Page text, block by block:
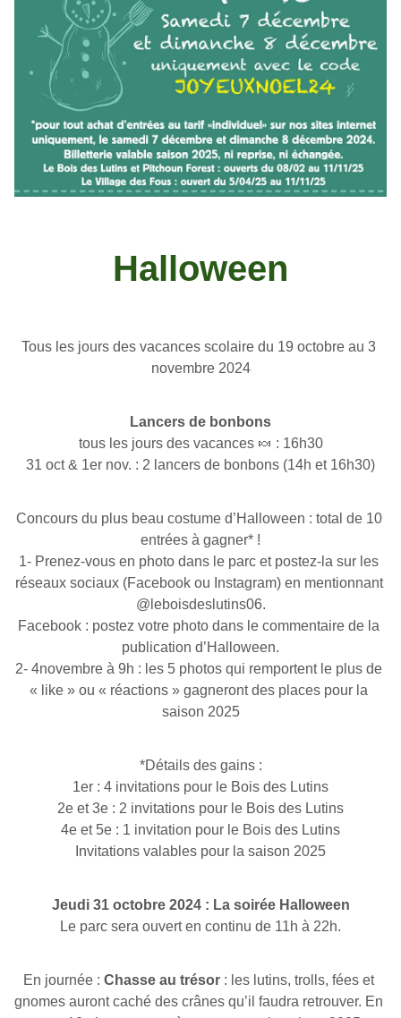
Halloween
Tous les jours des vacances scolaire du 19 octobre au 3
novembre 2024
Lancers de bonbons
tous les jours des vacances 🍬 : 16h30
31 oct & 1er nov. : 2 lancers de bonbons (14h et 16h30)
Concours du plus beau costume d’Halloween : total de 10
entrées à gagner* !
1- Prenez-vous en photo dans le parc et postez-la sur les
réseaux sociaux (Facebook ou Instagram) en mentionnant
@leboisdeslutins06.
Facebook : postez votre photo dans le commentaire de la
publication d’Halloween.
2- 4novembre à 9h : les 5 photos qui remportent le plus de
« like » ou « réactions » gagneront des places pour la
saison 2025
*Détails des gains :
1er : 4 invitations pour le Bois des Lutins
2e et 3e : 2 invitations pour le Bois des Lutins
4e et 5e : 1 invitation pour le Bois des Lutins
Invitations valables pour la saison 2025
Jeudi 31 octobre 2024 : La soirée Halloween
Le parc sera ouvert en continu de 11h à 22h.
En journée : Chasse au trésor : les lutins, trolls, fées et
gnomes auront caché des crânes qu’il faudra retrouver. En